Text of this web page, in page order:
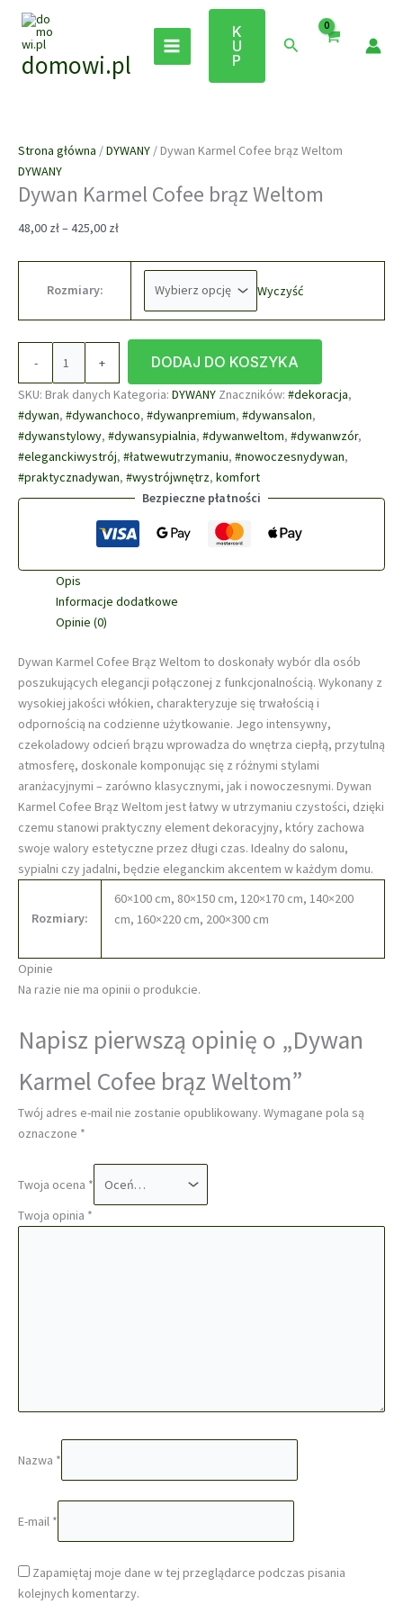
Przejdź
treścidomowi.pl
K
U
P
Szukaj
Strona główna /DYWANY / Dywan Karmel Cofee brąz Weltom
DYWANY
Dywan Karmel Cofee brąz Weltom
48,00 zł–425,00 złZakres
48,00 zł
Rozmiary: Wyczyść
-
Karmel
Cofee
brąz
Weltom
+ DODAJ DO KOSZYKA
SKU: Brak danych Kategoria: DYWANY Znaczników: #dekoracja,
#dywan, #dywanchoco, #dywanpremium, #dywansalon,
#dywanstylowy, #dywansypialnia, #dywanweltom, #dywanwzór,
#eleganckiwystrój, #łatwewutrzymaniu, #nowoczesnydywan,
#praktycznadywan, #wystrójwnętrz, komfort
Bezpieczne płatności
Opis
Informacje dodatkowe
Opinie (0)
Dywan Karmel Cofee Brąz Weltom to doskonały wybór dla osób
poszukujących elegancji połączonej z funkcjonalnością. Wykonany z
wysokiej jakości włókien, charakteryzuje się trwałością i
odpornością na codzienne użytkowanie. Jego intensywny,
czekoladowy odcień brązu wprowadza do wnętrza ciepłą, przytulną
atmosferę, doskonale komponując się z różnymi stylami
aranżacyjnymi – zarówno klasycznymi, jak i nowoczesnymi. Dywan
Karmel Cofee Brąz Weltom jest łatwy w utrzymaniu czystości, dzięki
czemu stanowi praktyczny element dekoracyjny, który zachowa
swoje walory estetyczne przez długi czas. Idealny do salonu,
sypialni czy jadalni, będzie eleganckim akcentem w każdym domu.
Rozmiary:
60×100 cm, 80×150 cm, 120×170 cm, 140×200
cm, 160×220 cm, 200×300 cm
Opinie
Na razie nie ma opinii o produkcie.
Napisz pierwszą opinię o „Dywan
Karmel Cofee brąz Weltom”
Twój adres e-mail nie zostanie opublikowany. Wymagane pola są
oznaczone *
Twoja ocena *
Twoja opinia *
Nazwa *
E-mail *
Zapamiętaj moje dane w tej przeglądarce podczas pisania
kolejnych komentarzy.
Wyprzedaż!
Wyprzedaż!